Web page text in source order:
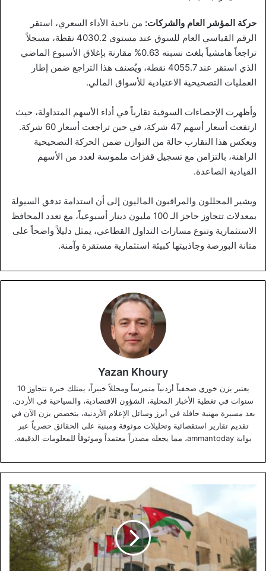
حركة المؤشر العام والشركات: من ناحية الأداء السعري، استقر
الرقم القياسي العام للسوق عند مستوى 4030.2 نقطة، مسجلاً
تراجعاً هامشياً بلغت نسبته 0.63% مقارنة بإغلاق الأسبوع الماضي
الذي استقر عند 4055.7 نقطة، ويُصنف هذا التراجع ضمن إطار
العمليات التصحيحية الاعتيادية للأسواق المالي.
وأظهرت الإحصاءات السوقية تقارباً في أداء الأسهم المتداولة، حيث
ارتفعت أسعار أسهم 47 شركة، في حين تراجعت أسعار 60 شركة.
ويعكس هذا التقارب حالة من التوازن ضمن الحركة التصحيحية
الراهنة، بالتزامن مع تسجيل قفزات ملموسة لعدد من الأسهم
القيادية الصاعدة.
ويشير المحللون والمراقبون الماليون إلى أن استدامة تدفق السيولة
بمعدلات تتجاوز حاجز الـ 100 مليون دينار أسبوعياً، مع تعدد المحافظ
الاستثمارية وتنوع مسارات التداول القطاعي، يمثل دليلاً واضحاً على
متانة البورصة وجاذبيتها كبيئة استثمارية مستقرة وآمنة.
Yazan Khoury
يعتبر يزن خوري صحفياً أردنياً متمرساً ومحللاً خبيراً، يمتلك خبرة تتجاوز 10
سنوات في تغطية الأخبار المحلية، الشؤون الاقتصادية، والسياحية في الأردن.
بعد مسيرة مهنية حافلة في أبرز وسائل الإعلام الأردنية، يتخصص يزن الآن في
تقديم تقارير استقصائية وتحليلات موثوقة ومبنية على الحقائق حصرياً عبر
بوابة ammantoday، مما يجعله مصدراً معتمداً وموثوقاً للمعلومات الدقيقة.
تشكيلات
إدارية
واسعة
بين